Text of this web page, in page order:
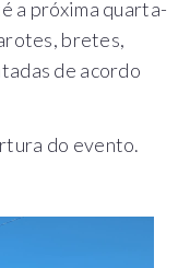
a próxima quarta-
bretes,
de acordo
do evento.